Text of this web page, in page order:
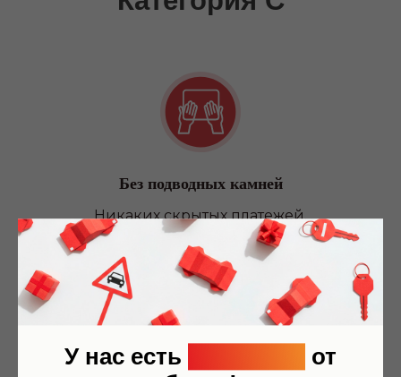
Без подводных камней
Никаких скрытых платежей.
Теория, практика и топливо включены в
стоимость обучения
Квадроцикл/снегоход
У нас есть
от